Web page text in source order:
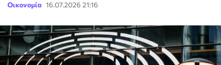
Οικονομία 16.07.2026 21:16